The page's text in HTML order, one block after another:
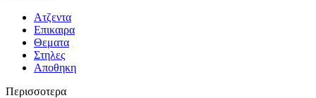
Ατζεντα
Επικαιρα
Θεματα
Στηλες
Αποθηκη
Περισσοτερα